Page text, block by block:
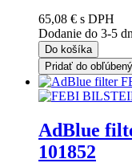
65,08 € s DPH
Dodanie do 3-5
Do košíka
Pridať do
AdBlue
101852